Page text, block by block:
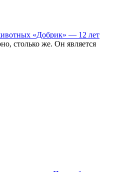
«Добрик» — 12 лет
столько же. Он является